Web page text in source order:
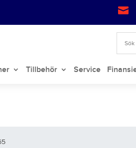

Tillbehör Service